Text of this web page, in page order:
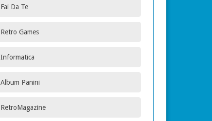
Fai Da Te
Retro Games
Informatica
Album Panini
RetroMagazine